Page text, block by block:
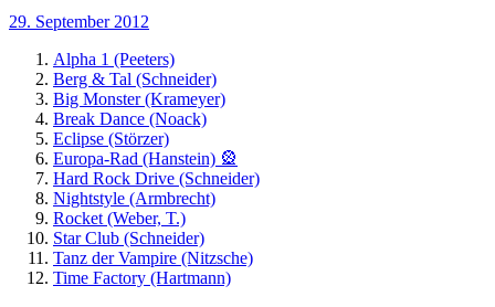
29. September 2012
Alpha 1 (Peeters)
Berg & Tal (Schneider)
Big Monster (Krameyer)
Break Dance (Noack)
Eclipse (Störzer)
Europa-Rad (Hanstein) 🎡
Hard Rock Drive (Schneider)
Nightstyle (Armbrecht)
Rocket (Weber, T.)
Star Club (Schneider)
Tanz der Vampire (Nitzsche)
Time Factory (Hartmann)